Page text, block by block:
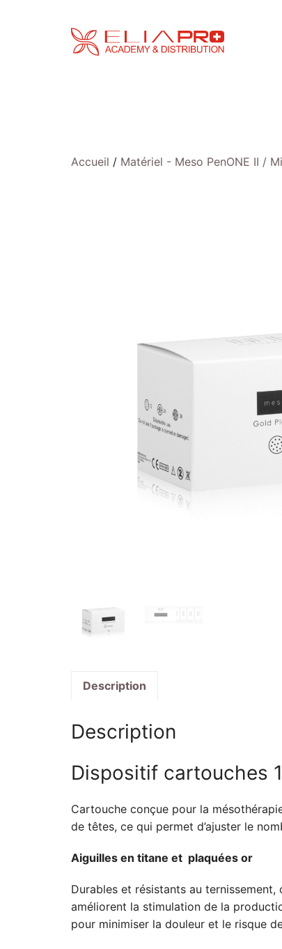
Accueil / Matériel - Meso PenONE II /
Description
Description
Dispositif cartouches
Cartouche conçue pour la
de têtes, ce qui permet d’ajuster le
Aiguilles en titane et plaquées or
Durables et résistants au
améliorent la stimulation de la
pour minimiser la douleur et le risque